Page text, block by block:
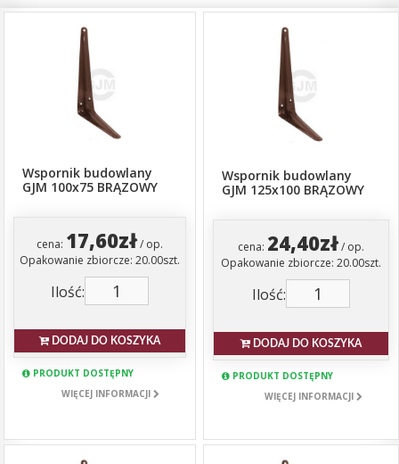
Wspornik budowlany
GJM 100x75 BRĄZOWY
cena: 17,60zł/ op.
Opakowanie zbiorcze: 20.00szt.
Ilość:
DODAJ DO KOSZYKA
PRODUKT DOSTĘPNY
WIĘCEJ INFORMACJI
Wspornik budowlany
GJM 125x100 BRĄZOWY
cena: 24,40zł/ op.
Opakowanie zbiorcze: 20.00szt.
Ilość:
DODAJ DO KOSZYKA
PRODUKT DOSTĘPNY
WIĘCEJ INFORMACJI